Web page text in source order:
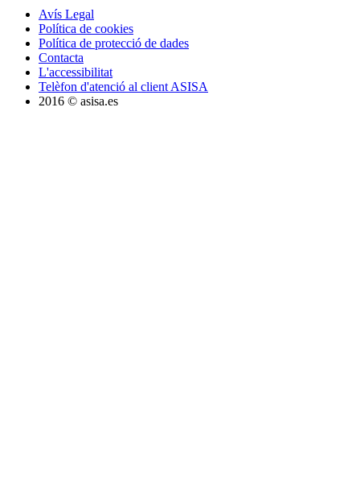
Avís Legal
Política de cookies
Política de protecció de dades
Contacta
L'accessibilitat
Telèfon d'atenció al client ASISA
2016 © asisa.es